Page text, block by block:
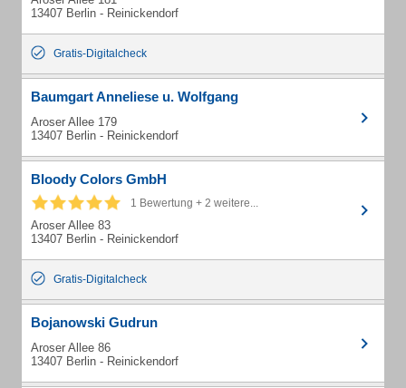
13407 Berlin - Reinickendorf
Gratis-Digitalcheck
Baumgart Anneliese u. Wolfgang
Aroser Allee 179
13407 Berlin - Reinickendorf
Bloody Colors GmbH
1 Bewertung + 2 weitere...
Aroser Allee 83
13407 Berlin - Reinickendorf
Gratis-Digitalcheck
Bojanowski Gudrun
Aroser Allee 86
13407 Berlin - Reinickendorf